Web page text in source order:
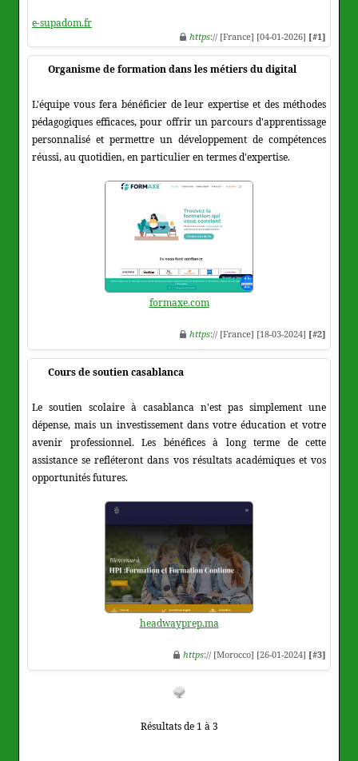
e-supadom.fr
https:// [France] [04-01-2026] [#1]
Organisme de formation dans les métiers du digital
L'équipe vous fera bénéficier de leur expertise et des méthodes
pédagogiques efficaces, pour offrir un parcours d'apprentissage
personnalisé et permettre un développement de compétences
réussi, au quotidien, en particulier en termes d'expertise.
formaxe.com
https:// [France] [18-03-2024] [#2]
Cours de soutien casablanca
Le soutien scolaire à casablanca n'est pas simplement une
dépense, mais un investissement dans votre éducation et votre
avenir professionnel. Les bénéfices à long terme de cette
assistance se refléteront dans vos résultats académiques et vos
opportunités futures.
headwayprep.ma
https:// [Morocco] [26-01-2024] [#3]
Résultats de 1 à 3